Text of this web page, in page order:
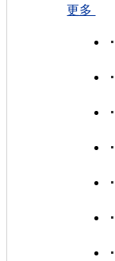
更多